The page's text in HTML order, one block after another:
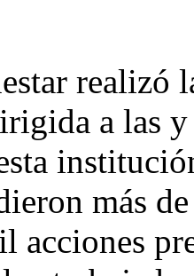
realizó
a las
más
acciones